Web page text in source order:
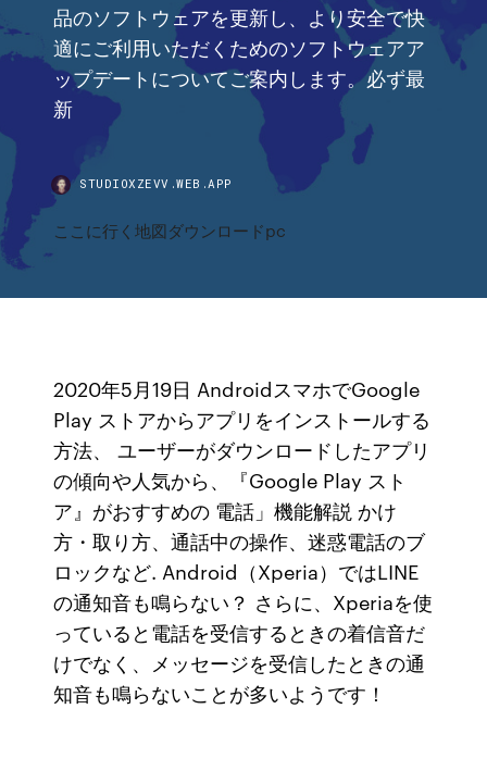
品のソフトウェアを更新し、より安全で快
適にご利用いただくためのソフトウェアア
ップデートについてご案内します。必ず最
新
STUDIOXZEVV.WEB.APP
ここに行く地図ダウンロードpc
2020年5月19日 AndroidスマホでGoogle
Play ストアからアプリをインストールする
方法、 ユーザーがダウンロードしたアプリ
の傾向や人気から、『Google Play スト
ア』がおすすめの 電話」機能解説 かけ
方・取り方、通話中の操作、迷惑電話のブ
ロックなど. Android（Xperia）ではLINE
の通知音も鳴らない？ さらに、Xperiaを使
っていると電話を受信するときの着信音だ
けでなく、メッセージを受信したときの通
知音も鳴らないことが多いようです！